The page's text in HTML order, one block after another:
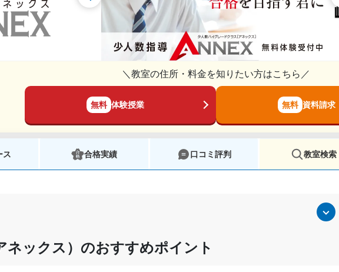
＼教室の住所・料金を知りたい方はこちら／
無料 体験授業 無料 資料請求
ス 合格実績 口コミ評判 教室検索
ネックス）のおすすめポイント